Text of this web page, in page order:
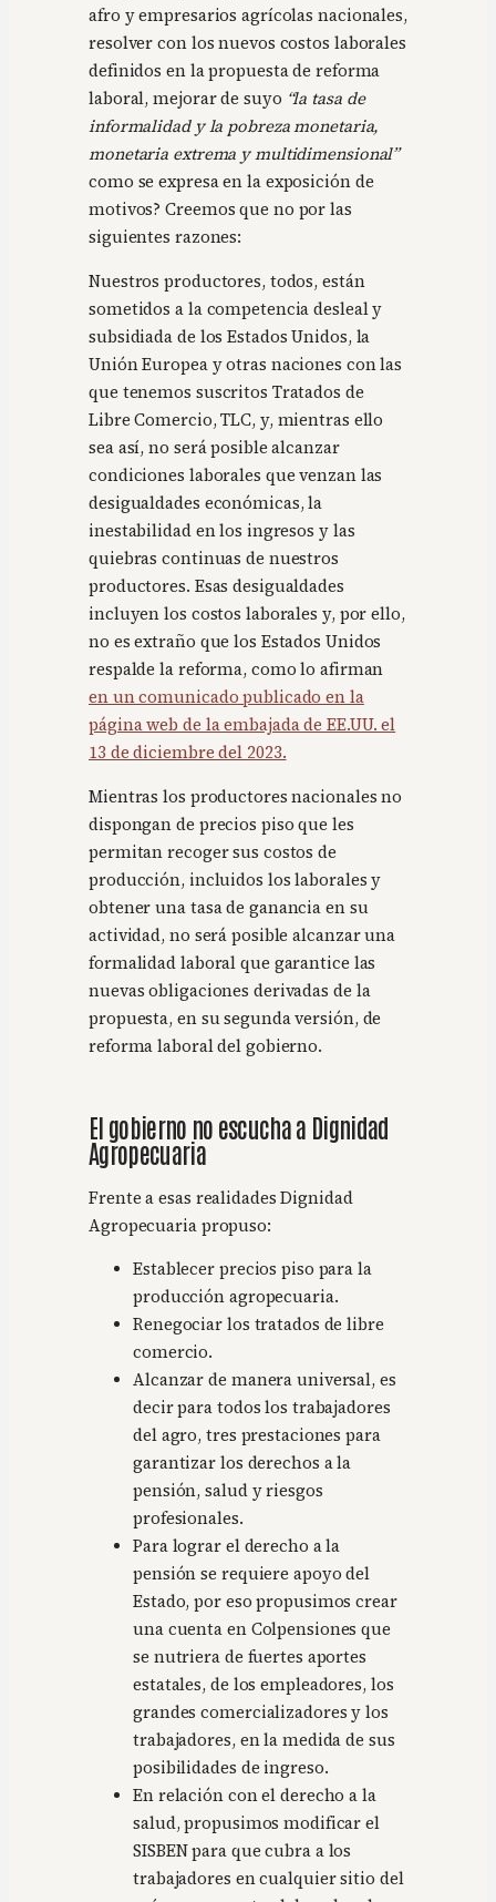
afro y empresarios agrícolas nacionales,
resolver con los nuevos costos laborales
definidos en la propuesta de reforma
laboral, mejorar de suyo “la tasa de
informalidad y la pobreza monetaria,
monetaria extrema y multidimensional”
como se expresa en la exposición de
motivos? Creemos que no por las
siguientes razones:
Nuestros productores, todos, están
sometidos a la competencia desleal y
subsidiada de los Estados Unidos, la
Unión Europea y otras naciones con las
que tenemos suscritos Tratados de
Libre Comercio, TLC, y, mientras ello
sea así, no será posible alcanzar
condiciones laborales que venzan las
desigualdades económicas, la
inestabilidad en los ingresos y las
quiebras continuas de nuestros
productores. Esas desigualdades
incluyen los costos laborales y, por ello,
no es extraño que los Estados Unidos
respalde la reforma, como lo afirman
en un comunicado publicado en la
página web de la embajada de EE.UU. el
13 de diciembre del 2023.
Mientras los productores nacionales no
dispongan de precios piso que les
permitan recoger sus costos de
producción, incluidos los laborales y
obtener una tasa de ganancia en su
actividad, no será posible alcanzar una
formalidad laboral que garantice las
nuevas obligaciones derivadas de la
propuesta, en su segunda versión, de
reforma laboral del gobierno.
El gobierno no escucha a Dignidad
Agropecuaria
Frente a esas realidades Dignidad
Agropecuaria propuso:
Establecer precios piso para la
producción agropecuaria.
Renegociar los tratados de libre
comercio.
Alcanzar de manera universal, es
decir para todos los trabajadores
del agro, tres prestaciones para
garantizar los derechos a la
pensión, salud y riesgos
profesionales.
Para lograr el derecho a la
pensión se requiere apoyo del
Estado, por eso propusimos crear
una cuenta en Colpensiones que
se nutriera de fuertes aportes
estatales, de los empleadores, los
grandes comercializadores y los
trabajadores, en la medida de sus
posibilidades de ingreso.
En relación con el derecho a la
salud, propusimos modificar el
SISBEN para que cubra a los
trabajadores en cualquier sitio del